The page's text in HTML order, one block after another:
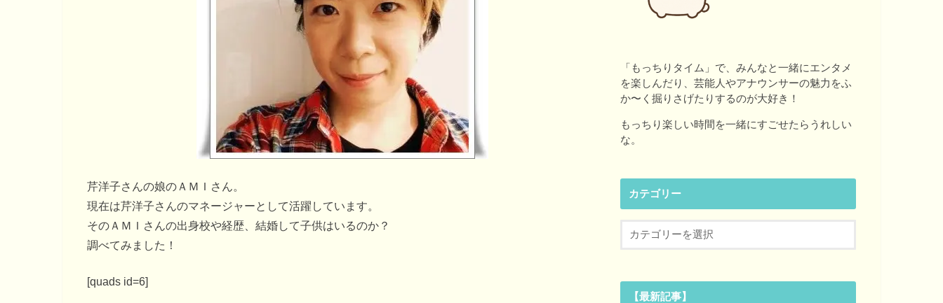
芹洋子さんの娘のＡＭＩさん。
現在は芹洋子さんのマネージャーとして活躍しています。
そのＡＭＩさんの出身校や経歴、結婚して子供はいるのか？
調べてみました！
[quads id=6]
「もっちりタイム」で、みんなと一緒にエンタメ
を楽しんだり、芸能人やアナウンサーの魅力をふ
か〜く掘りさげたりするのが大好き！
もっちり楽しい時間を一緒にすごせたらうれしい
な。
カテゴリー
【最新記事】